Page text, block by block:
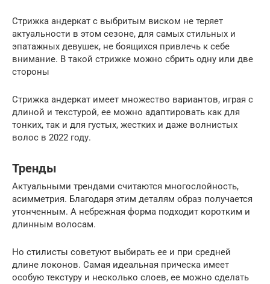
Стрижка андеркат с выбритым виском не теряет
актуальности в этом сезоне, для самых стильных и
эпатажных девушек, не боящихся привлечь к себе
внимание. В такой стрижке можно сбрить одну или две
стороны
Стрижка андеркат имеет множество вариантов, играя с
длиной и текстурой, ее можно адаптировать как для
тонких, так и для густых, жестких и даже волнистых
волос в 2022 году.
Тренды
Актуальными трендами считаются многослойность,
асимметрия. Благодаря этим деталям образ получается
утонченным. А небрежная форма подходит коротким и
длинным волосам.
Но стилисты советуют выбирать ее и при средней
длине локонов. Самая идеальная прическа имеет
особую текстуру и несколько слоев, ее можно сделать